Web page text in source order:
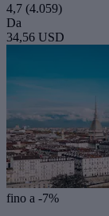
4,7 (4.059)
Da
34,56 USD
fino a -7%